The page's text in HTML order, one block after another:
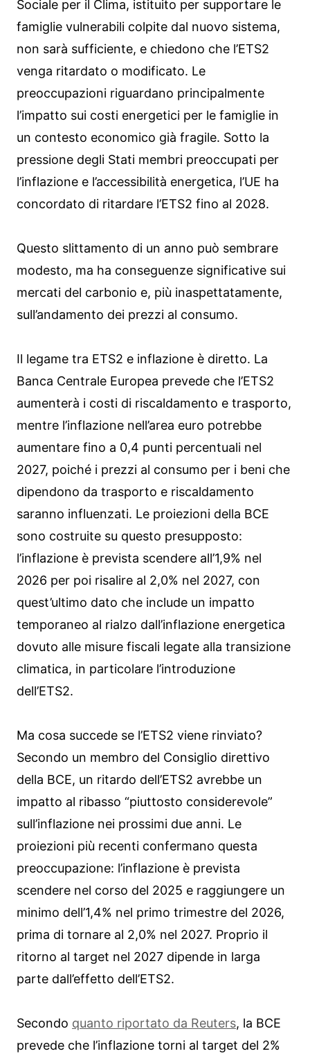
Sociale per il Clima, istituito per supportare le
famiglie vulnerabili colpite dal nuovo sistema,
non sarà sufficiente, e chiedono che l’ETS2
venga ritardato o modificato. Le
preoccupazioni riguardano principalmente
l’impatto sui costi energetici per le famiglie in
un contesto economico già fragile. Sotto la
pressione degli Stati membri preoccupati per
l’inflazione e l’accessibilità energetica, l’UE ha
concordato di ritardare l’ETS2 fino al 2028.
Questo slittamento di un anno può sembrare
modesto, ma ha conseguenze significative sui
mercati del carbonio e, più inaspettatamente,
sull’andamento dei prezzi al consumo.
Il legame tra ETS2 e inflazione è diretto. La
Banca Centrale Europea prevede che l’ETS2
aumenterà i costi di riscaldamento e trasporto,
mentre l’inflazione nell’area euro potrebbe
aumentare fino a 0,4 punti percentuali nel
2027, poiché i prezzi al consumo per i beni che
dipendono da trasporto e riscaldamento
saranno influenzati. Le proiezioni della BCE
sono costruite su questo presupposto:
l’inflazione è prevista scendere all’1,9% nel
2026 per poi risalire al 2,0% nel 2027, con
quest’ultimo dato che include un impatto
temporaneo al rialzo dall’inflazione energetica
dovuto alle misure fiscali legate alla transizione
climatica, in particolare l’introduzione
dell’ETS2.
Ma cosa succede se l’ETS2 viene rinviato?
Secondo un membro del Consiglio direttivo
della BCE, un ritardo dell’ETS2 avrebbe un
impatto al ribasso “piuttosto considerevole”
sull’inflazione nei prossimi due anni. Le
proiezioni più recenti confermano questa
preoccupazione: l’inflazione è prevista
scendere nel corso del 2025 e raggiungere un
minimo dell’1,4% nel primo trimestre del 2026,
prima di tornare al 2,0% nel 2027. Proprio il
ritorno al target nel 2027 dipende in larga
parte dall’effetto dell’ETS2.
Secondo quanto riportato da Reuters, la BCE
prevede che l’inflazione torni al target del 2%